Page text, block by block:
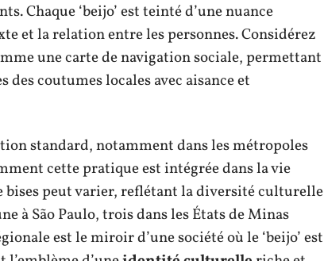
Chaque ‘beijo’ est teinté d’une nuance
et la relation entre les personnes. Considérez
une carte de navigation sociale, permettant
coutumes locales avec aisance et
standard, notamment dans les métropoles
cette pratique est intégrée dans la vie
bises peut varier, reflétant la diversité culturelle
à São Paulo, trois dans les États de Minas
est le miroir d’une société où le ‘beijo’ est